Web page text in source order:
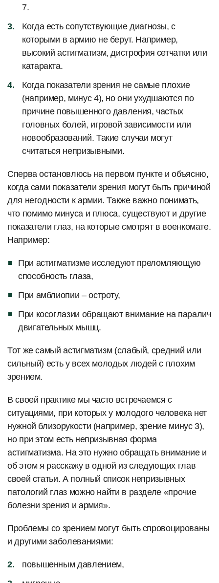
7.
Когда есть сопутствующие диагнозы, с
которыми в армию не берут. Например,
высокий астигматизм, дистрофия сетчатки или
катаракта.
Когда показатели зрения не самые плохие
(например, минус 4), но они ухудшаются по
причине повышенного давления, частых
головных болей, игровой зависимости или
новообразований. Такие случаи могут
считаться непризывными.
Сперва остановлюсь на первом пункте и объясню,
когда сами показатели зрения могут быть причиной
для негодности к армии. Также важно понимать,
что помимо минуса и плюса, существуют и другие
показатели глаз, на которые смотрят в военкомате.
Например:
При астигматизме исследуют преломляющую
способность глаза,
При амблиопии – остроту,
При косоглазии обращают внимание на паралич
двигательных мышц.
Тот же самый астигматизм (слабый, средний или
сильный) есть у всех молодых людей с плохим
зрением.
В своей практике мы часто встречаемся с
ситуациями, при которых у молодого человека нет
нужной близорукости (например, зрение минус 3),
но при этом есть непризывная форма
астигматизма. На это нужно обращать внимание и
об этом я расскажу в одной из следующих глав
своей статьи. А полный список непризывных
патологий глаз можно найти в разделе «прочие
болезни зрения и армия».
Проблемы со зрением могут быть спровоцированы
и другими заболеваниями:
повышенным давлением,